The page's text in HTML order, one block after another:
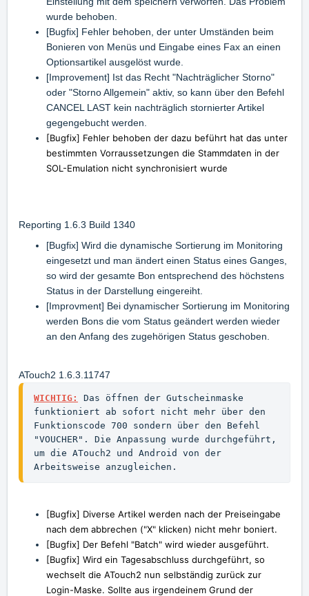
wurde behoben.
[Bugfix] Fehler behoben, der unter Umständen beim
Bonieren von Menüs und Eingabe eines Fax an einen
Optionsartikel ausgelöst wurde.
[Improvement] Ist das Recht "Nachträglicher Storno"
oder "Storno Allgemein" aktiv, so kann über den Befehl
CANCEL LAST kein nachträglich stornierter Artikel
gegengebucht werden.
[Bugfix] Fehler behoben der dazu beführt hat das unter
bestimmten Vorraussetzungen die Stammdaten in der
SOL-Emulation nicht synchronisiert wurde
Reporting 1.6.3 Build 1340
[Bugfix] Wird die dynamische Sortierung im Monitoring
eingesetzt und man ändert einen Status eines Ganges,
so wird der gesamte Bon entsprechend des höchstens
Status in der Darstellung eingereiht.
[Improvment] Bei dynamischer Sortierung im Monitoring
werden Bons die vom Status geändert werden wieder
an den Anfang des zugehörigen Status geschoben.
ATouch2 1.6.3.11747
WICHTIG:
Das öffnen der Gutscheinmaske
funktioniert ab sofort nicht mehr über den
Funktionscode 700 sondern über den Befehl
"VOUCHER". Die Anpassung wurde durchgeführt,
um die ATouch2 und Android von der
Arbeitsweise anzugleichen.
[Bugfix] Diverse Artikel werden nach der Preiseingabe
nach dem abbrechen ("X" klicken) nicht mehr boniert.
[Bugfix] Der Befehl "Batch" wird wieder ausgeführt.
[Bugfix] Wird ein Tagesabschluss durchgeführt, so
wechselt die ATouch2 nun selbständig zurück zur
Login-Maske. Sollte aus irgendeinem Grund der